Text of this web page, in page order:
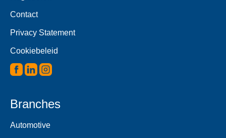
Contact
Privacy Statement
Cookiebeleid
Branches
Automotive